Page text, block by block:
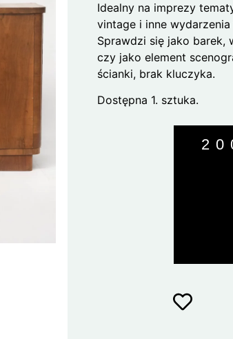
Idealny na imprezy
vintage i inne
Sprawdzi się jako barek,
czy jako element
ścianki, brak kluczyka.
Dostępna 1. sztuka.